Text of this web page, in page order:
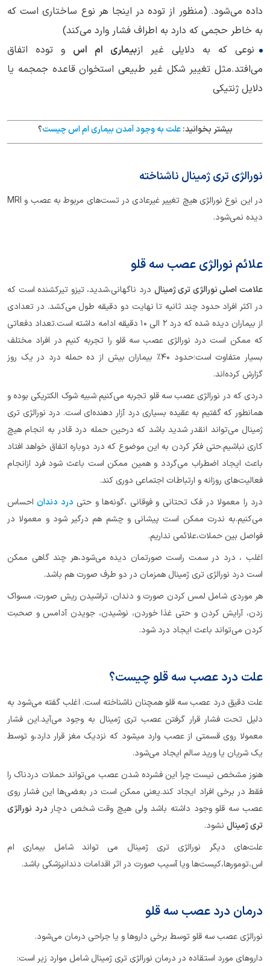
داده می‌شود. (منظور از توده در اینجا هر نوع ساختاری است که
به خاطر حجمی که دارد به اطراف فشار وارد می‌کند)
نوعی که به دلایلی غیر ازبیماری ام اس و توده اتفاق
می‌افتد.مثل تغییر شکل غیر طبیعی استخوان قاعده جمجمه یا
دلایل ژنتیکی
بیشتر بخوانید:علت به وجود آمدن بیماری ام اس چیست؟
نورالژی تری ژمینال ناشناخته
در این نوع نورالژی هیچ تغییر غیرعادی در تست‌های مربوط به عصب و MRI
دیده نمی‌شود.
علائم نورالژی عصب سه قلو
علامت اصلی نورالژی تری ژمینال درد ناگهانی،شدید، تیزو تیرکشنده است که
در اکثر افراد حدود چند ثانیه تا نهایت دو دقیقه طول می‌کشد. در تعدادی
از بیماران دیده شده که درد ۲ الی ۱۰ دقیقه ادامه داشته است.تعداد دفعاتی
که ممکن است درد نورالژی عصب سه قلو را تجربه کنیم در افراد مختلف
بسیار متفاوت است؛حدود ۴۰% بیماران بیش از ده حمله درد در یک روز
گزارش کرده‌اند.
دردی که در نورالژی عصب سه قلو تجربه می‌کنیم شبیه شوک الکتریکی بوده و
همانطور که گفتیم به عقیده بسیاری درد آزار دهنده‌ای است. درد نورالژی تری
ژمینال می‌تواند انقدر شدید باشد که درحین حمله درد قادر به انجام هیچ
کاری نباشیم.حتی فکر کردن به این موضوع که درد دوباره اتفاق خواهد افتاد
باعث ایجاد اضطراب می‌گردد و همین ممکن است باعث شود فرد ازانجام
فعالیت‌های روزانه و ارتباطات اجتماعی دوری کند.
درد را معمولا در فک تحتانی و فوقانی ،گونه‌ها و حتی درد دنداناحساس
می‌کنیم.به ندرت ممکن است پیشانی و چشم هم درگیر شود و معمولا در
فواصل بین حملات،علائمی نداریم.
اغلب ، درد در سمت راست صورتمان دیده می‌شود،هر چند گاهی ممکن
است درد نورالژی تری ژمینال همزمان در دو طرف صورت هم باشد.
هر موردی شامل لمس کردن صورت و دندان، تراشیدن ریش صورت، مسواک
زدن، آرایش کردن و حتی غذا خوردن، نوشیدن، جویدن آدامس و صحبت
کردن می‌تواند باعث ایجاد درد شود.
علت درد عصب سه قلو چیست؟
علت دقیق درد عصب سه قلو همچنان ناشناخته است. اغلب گفته می‌شود به
دلیل تحت فشار قرار گرفتن عصب تری ژمینال به وجود می‌آید.این فشار
معمولا روی قسمتی از عصب وارد میشود که نزدیک مغز قرار دارد،و توسط
یک شریان یا ورید سالم ایجاد می‌شود.
هنوز مشخص نیست چرا این فشرده شدن عصب می‌تواند حملات دردناک را
فقط در برخی افراد ایجاد کند.یعنی ممکن است در بعضی‌ها این فشار روی
عصب سه قلو وجود داشته باشد ولی هیچ وقت شخص دچار درد نورالژی
تری ژمینال نشود.
علت‌های دیگر نورالژی تری ژمینال می تواند شامل بیماری ام
اس،تومورها،کیست‌ها ویا آسیب صورت در اثر اقدامات دندانپزشکی باشد.
درمان درد عصب سه قلو
نورالژی عصب سه قلو توسط برخی داروها و یا جراحی درمان می‌شود.
داروهای مورد استقاده در درمان نورالژی تری ژمینال شامل موارد زیر است: